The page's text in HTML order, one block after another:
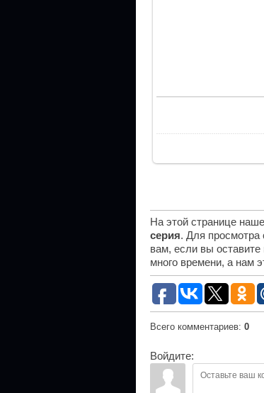
На этой странице
серия. Для просмотра
вам, если вы
много времени, а нам
Всего комментариев: 0
Войдите: